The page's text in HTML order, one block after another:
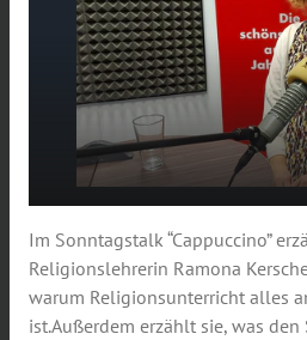
play_arrow
Nicht Oldschool,
Religionsunterricht
Schulen
00:00
Im Sonntagstalk “Cappuccino”
Religionslehrerin Ramona
warum Religionsunterricht alles
ist.Außerdem erzählt sie, was